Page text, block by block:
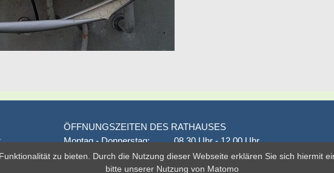
ÖFFNUNGSZEITEN DES RATHAUSES
Montag - Donnerstag:
08.30 Uhr - 12.00 Uhr
Donnerstag auch:
14.00 Uhr - 18.00 Uhr
jeden 1. und 3. Montag
16.00 Uhr - 18.00 Uhr
zu bieten. Durch die Nutzung dieser Webseite erklären Sie sich hiermit
bitte unserer Nutzung von Matomo